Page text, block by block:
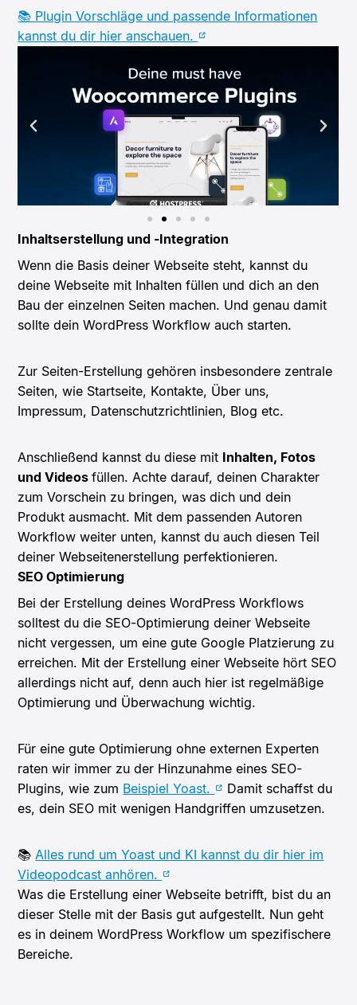
📚 Plugin Vorschläge und passende Informationen
kannst du dir hier anschauen.
Inhaltserstellung und -Integration
Wenn die Basis deiner Webseite steht, kannst du
deine Webseite mit Inhalten füllen und dich an den
Bau der einzelnen Seiten machen. Und genau damit
sollte dein WordPress Workflow auch starten.
Zur Seiten-Erstellung gehören insbesondere zentrale
Seiten, wie Startseite, Kontakte, Über uns,
Impressum, Datenschutzrichtlinien, Blog etc.
Anschließend kannst du diese mit Inhalten, Fotos
und Videosfüllen. Achte darauf, deinen Charakter
zum Vorschein zu bringen, was dich und dein
Produkt ausmacht. Mit dem passenden Autoren
Workflow weiter unten, kannst du auch diesen Teil
deiner Webseitenerstellung perfektionieren.
SEO Optimierung
Bei der Erstellung deines WordPress Workflows
solltest du die SEO-Optimierung deiner Webseite
nicht vergessen, um eine gute Google Platzierung zu
erreichen. Mit der Erstellung einer Webseite hört SEO
allerdings nicht auf, denn auch hier ist regelmäßige
Optimierung und Überwachung wichtig.
Für eine gute Optimierung ohne externen Experten
raten wir immer zu der Hinzunahme eines SEO-
Plugins, wie zum Beispiel Yoast.
Damit schaffst du
es, dein SEO mit wenigen Handgriffen umzusetzen.
📚 Alles rund um Yoast und KI kannst du dir hier im
Videopodcast anhören.
Was die Erstellung einer Webseite betrifft, bist du an
dieser Stelle mit der Basis gut aufgestellt. Nun geht
es in deinem WordPress Workflow um spezifischere
Bereiche.